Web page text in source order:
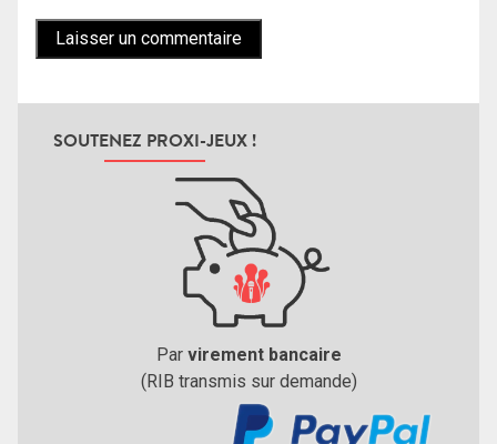
SOUTENEZ PROXI-JEUX !
Par virement bancaire
(RIB transmis sur demande)